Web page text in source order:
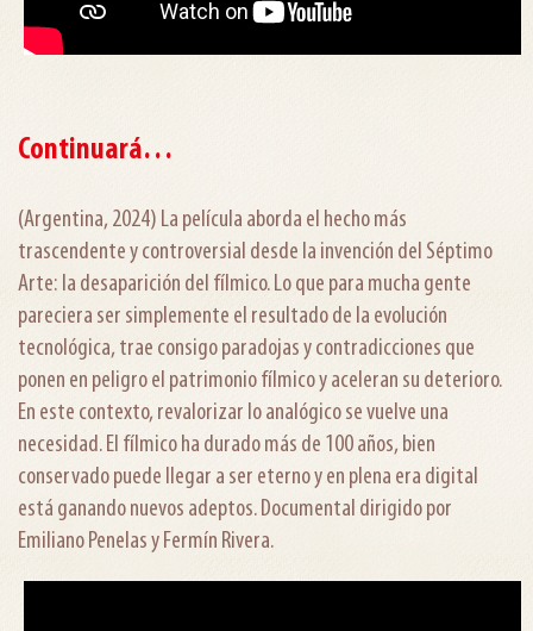
Continuará…
(Argentina, 2024) La película aborda el hecho más
trascendente y controversial desde la invención del Séptimo
Arte: la desaparición del fílmico. Lo que para mucha gente
pareciera ser simplemente el resultado de la evolución
tecnológica, trae consigo paradojas y contradicciones que
ponen en peligro el patrimonio fílmico y aceleran su deterioro.
En este contexto, revalorizar lo analógico se vuelve una
necesidad. El fílmico ha durado más de 100 años, bien
conservado puede llegar a ser eterno y en plena era digital
está ganando nuevos adeptos. Documental dirigido por
Emiliano Penelas y Fermín Rivera.